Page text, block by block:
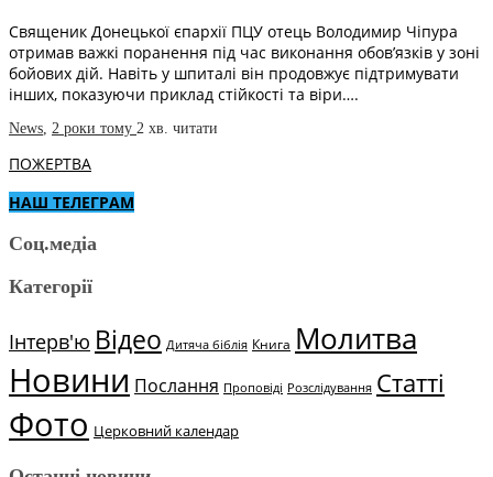
Священик Донецької єпархії ПЦУ отець Володимир Чіпура
отримав важкі поранення під час виконання обов’язків у зоні
бойових дій. Навіть у шпиталі він продовжує підтримувати
інших, показуючи приклад стійкості та віри….
News, 2 роки тому 2 хв. читати
ПОЖЕРТВА
НАШ ТЕЛЕГРАМ
Соц.медіа
Категорії
Інтерв'ю Відео Дитяча біблія Книга Молитва
Новини Послання Проповіді Розслідування Статті
Фото Церковний календар